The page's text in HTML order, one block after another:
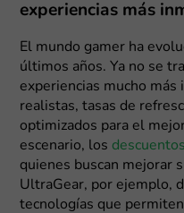
experiencias más
El mundo gamer ha
últimos años. Ya no se
experiencias mucho más
realistas, tasas de
optimizados para el
escenario, los
quienes buscan mejorar
UltraGear, por ejemplo,
tecnologías que